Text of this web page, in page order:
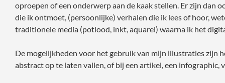
oproepen of een onderwerp aan de kaak stellen. Er zijn
die ik ontmoet, (persoonlijke) verhalen die ik lees of hoor,
traditionele media (potlood, inkt, aquarel) waarna ik het
De mogelijkheden voor het gebruik van mijn illustraties zijn
abstract op te laten vallen, of bij een artikel, een